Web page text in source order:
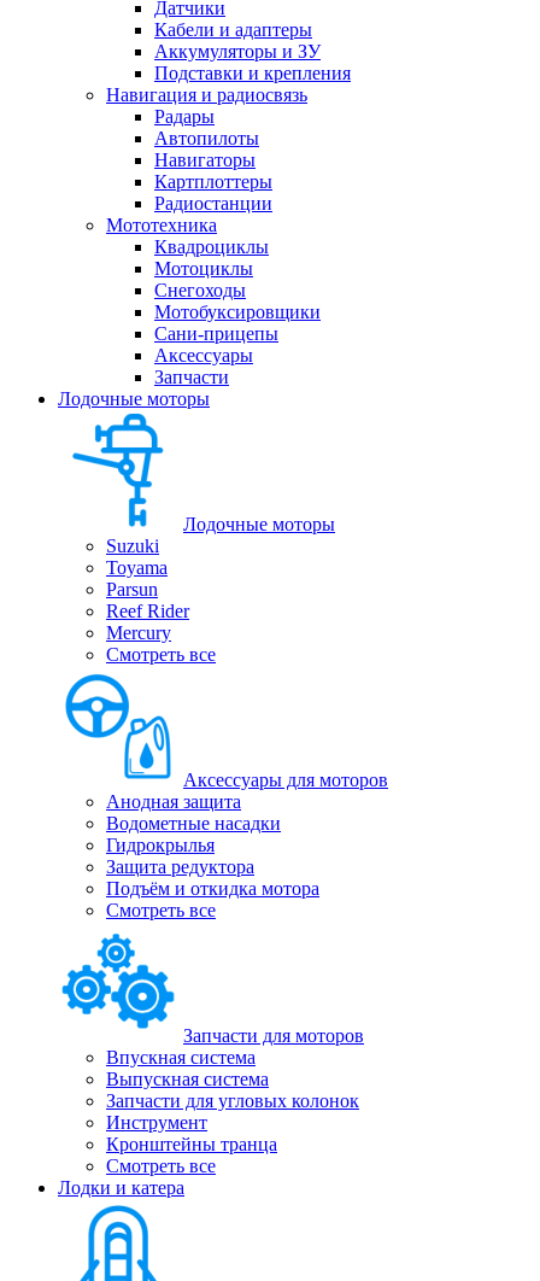
Датчики
Кабели и адаптеры
Аккумуляторы и ЗУ
Подставки и крепления
Навигация и радиосвязь
Радары
Автопилоты
Навигаторы
Картплоттеры
Радиостанции
Мототехника
Квадроциклы
Мотоциклы
Снегоходы
Мотобуксировщики
Сани-прицепы
Аксессуары
Запчасти
Лодочные моторы
Лодочные моторы
Suzuki
Toyama
Parsun
Reef Rider
Mercury
Смотреть все
Аксессуары для моторов
Анодная защита
Водометные насадки
Гидрокрылья
Защита редуктора
Подъём и откидка мотора
Смотреть все
Запчасти для моторов
Впускная система
Выпускная система
Запчасти для угловых колонок
Инструмент
Кронштейны транца
Смотреть все
Лодки и катера